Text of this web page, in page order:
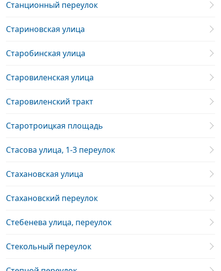
Станционный переулок
Стариновская улица
Старобинская улица
Старовиленская улица
Старовиленский тракт
Старотроицкая площадь
Стасова улица, 1-3 переулок
Стахановская улица
Стахановский переулок
Стебенева улица, переулок
Стекольный переулок